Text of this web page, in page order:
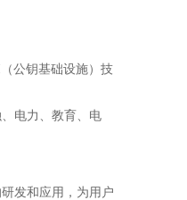
公钥基础设施）技
电力、教育、电
发和应用，为用户